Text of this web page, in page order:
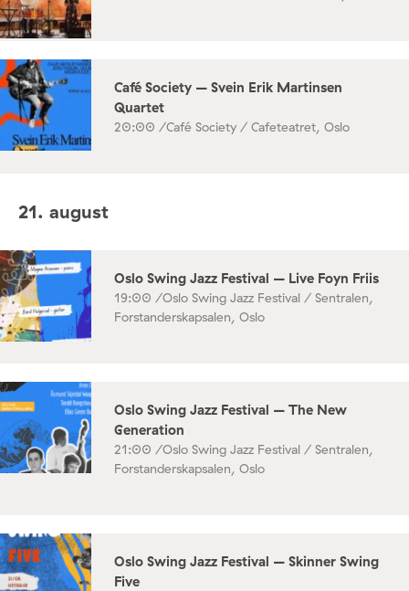
Café Society – Svein Erik Martinsen
Quartet
20:00 /Café Society / Cafeteatret, Oslo
21. august
Oslo Swing Jazz Festival – Live Foyn Friis
19:00 /Oslo Swing Jazz Festival / Sentralen,
Forstanderskapsalen, Oslo
Oslo Swing Jazz Festival – The New
Generation
21:00 /Oslo Swing Jazz Festival / Sentralen,
Forstanderskapsalen, Oslo
Oslo Swing Jazz Festival – Skinner Swing
Five